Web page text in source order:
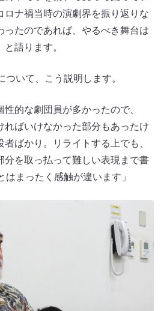
ロナ禍当時の演劇界を振り返りな
ったのであれば、やるべき舞台は
語ります。
いて、こう説明します。
性的な劇団員が多かったので、
ればいけなかった部分もあったけ
ばかり。リライトする上でも、
分を取っ払って難しい表現まで書
はまったく感触が違います」